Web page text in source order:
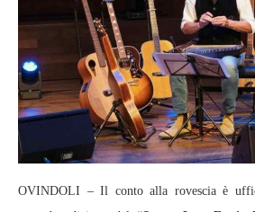
OVINDOLI – Il conto alla rovescia è